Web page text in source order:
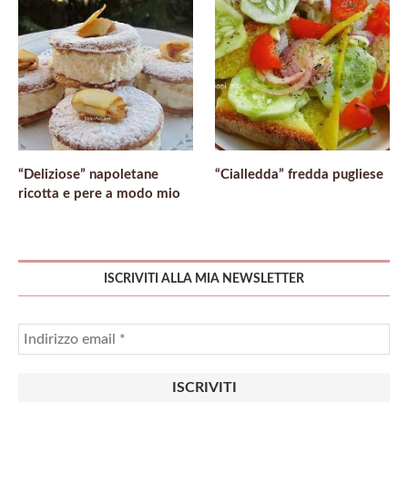
“Deliziose” napoletane
ricotta e pere a modo mio
“Cialledda” fredda pugliese
ISCRIVITI ALLA MIA NEWSLETTER